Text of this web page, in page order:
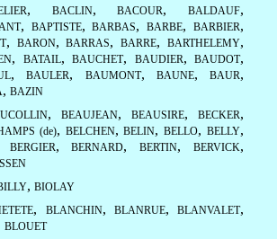
, BACLIN,BACOUR,BALDAUF,
, BAPTISTE,BARBAS,BARBE,BARBIER,
, BARON,BARRAS,BARRE,BARTHELEMY,
, BATAIL,BAUCHET, BAUDIER,BAUDOT,
,BAULER, BAUMONT, BAUNE,BAUR,
, BAZIN
, BEAUJEAN,BEAUSIRE,BECKER,
(de), BELCHEN,BELIN,BELLO,BELLY,
BERGIER,BERNARD,BERTIN,BERVICK,
, BIOLAY
, BLANCHIN, BLANRUE,BLANVALET,
BLOUET